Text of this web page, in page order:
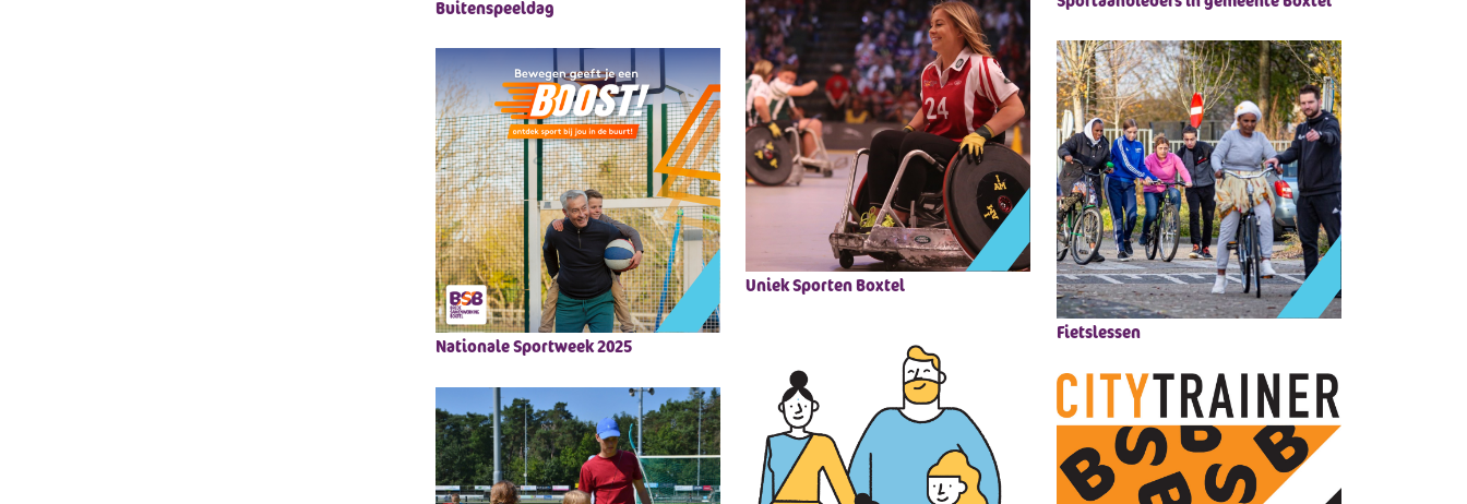
Buitenspeeldag
Uniek Sporten Boxtel
Fietslessen
Nationale Sportweek 2025